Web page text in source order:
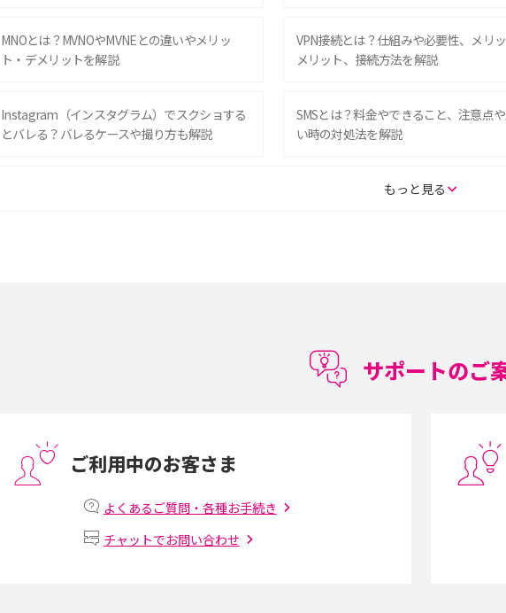
MNOとは？MVNOやMVNEとの違いやメリッ
ト・デメリットを解説
VPN接続とは？仕組みや必要性、メリ
メリット、接続方法を解説
Instagram（インスタグラム）でスクショする
とバレる？バレるケースや撮り方も解説
SMSとは？料金やできること、注意点
い時の対処法を解説
iPhone 16eとiPhone 14を徹底比較！ス
ト・デメリットを詳しく紹介
非通知設定とは？184で電話をかける方法や
iPhone・Androidの設定を解説
iCloudの使用容量を減らす9つの方法！
もっと見る
サポートのご
ご利用中のお客さま
よくあるご質問・各種お手続き
チャットでお問い合わせ